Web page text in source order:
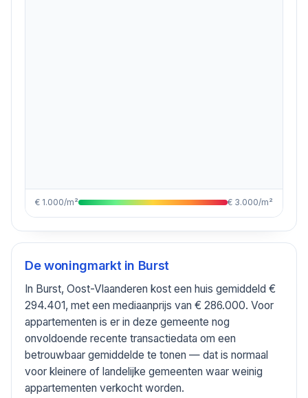
€ 1.000/m² € 3.000/m²
De woningmarkt in Burst
In Burst, Oost-Vlaanderen kost een huis gemiddeld €
294.401, met een mediaanprijs van € 286.000. Voor
appartementen is er in deze gemeente nog
onvoldoende recente transactiedata om een
betrouwbaar gemiddelde te tonen — dat is normaal
voor kleinere of landelijke gemeenten waar weinig
appartementen verkocht worden.